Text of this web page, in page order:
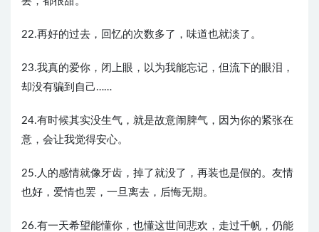
22.再好的过去，回忆的次数多了，味道也就淡了。
23.我真的爱你，闭上眼，以为我能忘记，但流下的眼泪，
却没有骗到自己……
24.有时候其实没生气，就是故意闹脾气，因为你的紧张在
意，会让我觉得安心。
25.人的感情就像牙齿，掉了就没了，再装也是假的。友情
也好，爱情也罢，一旦离去，后悔无期。
26.有一天希望能懂你，也懂这世间悲欢，走过千帆，仍能